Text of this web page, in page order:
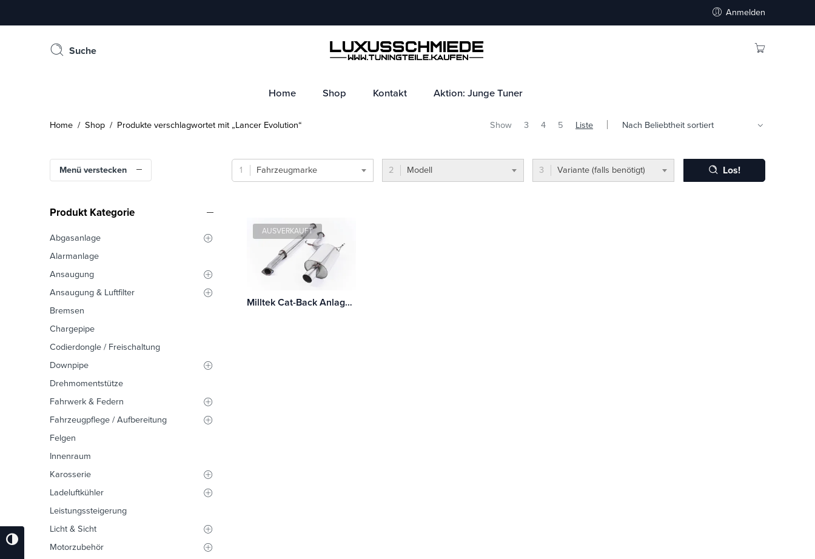
Umschalten Auf Hohe Kontraste
Anmelden
Suche
Home Shop Kontakt Aktion: Junge Tuner
Home / Shop / Produkte verschlagwortet mit „Lancer Evolution“ Show 3 4 5 Liste
Menü verstecken Fahrzeugmarke Modell Variante (falls benötigt) Los!
AUSVERKAUFT
Milltek Cat-Back Anlage Mitsubishi Lancer Evolution 7 / VII und Evo 8 / VIII 2.0 Turbo Mit TÜV / ECE Zulassung!
Produkt Kategorie
Abgasanlage
Alarmanlage
Ansaugung
Ansaugung & Luftfilter
Bremsen
Chargepipe
Codierdongle / Freischaltung
Downpipe
Drehmomentstütze
Fahrwerk & Federn
Fahrzeugpflege / Aufbereitung
Felgen
Innenraum
Karosserie
Ladeluftkühler
Leistungssteigerung
Licht & Sicht
Motorzubehör